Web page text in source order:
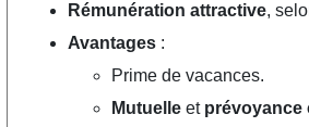
Rémunération attractive,
Avantages:
Prime de vacances.
Mutuelleet prévoyance